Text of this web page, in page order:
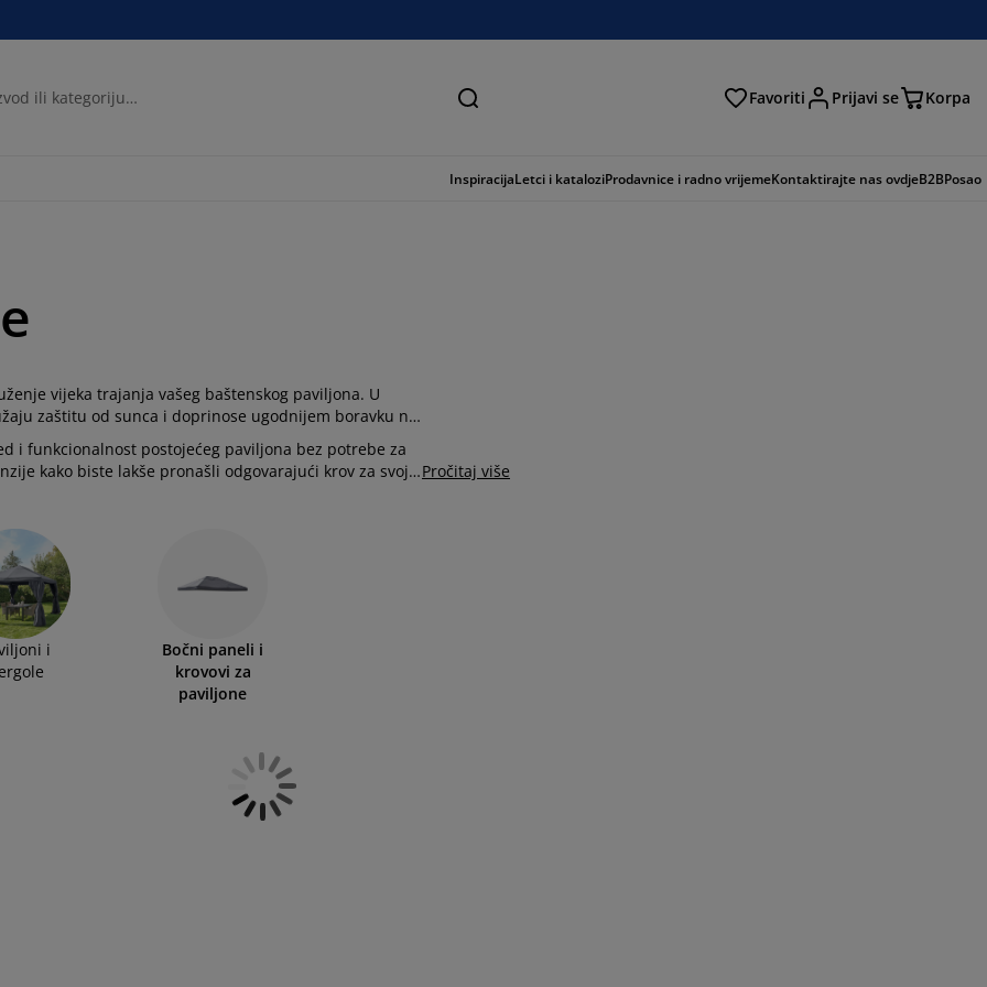
Traži Favoriti Prijavi se Korpa
InspiracijaLetci i kataloziProdavnice i radno vrijemeKontaktirajte nas ovdjeB2BPosao
vijeka trajanja vašeg baštenskog paviljona. U
zaštitu od sunca i doprinose ugodnijem boravku na
i funkcionalnost postojećeg paviljona bez potrebe za
kako biste lakše pronašli odgovarajući krov za svoj
Pročitaj više
i
Bočni paneli i
krovovi za
paviljone